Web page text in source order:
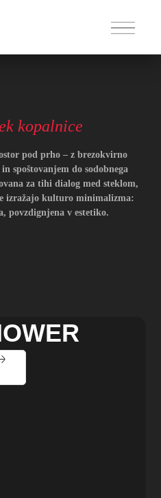
kopalnice
pod prho – z brezokvirno
spoštovanjem do sodobnega
za tihi dialog med steklom,
izražajo kulturo minimalizma:
povzdignjena v estetiko.